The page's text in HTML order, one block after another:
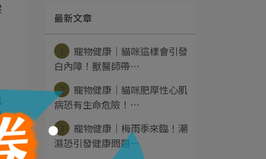
最新文章
寵物健康｜貓咪這樣會引發
白內障！獸醫師帶⋯
2
寵物健康｜貓咪肥厚性心肌
病恐有生命危險！⋯
寵物健康｜梅雨季來臨！潮
濕恐引發健康問題⋯